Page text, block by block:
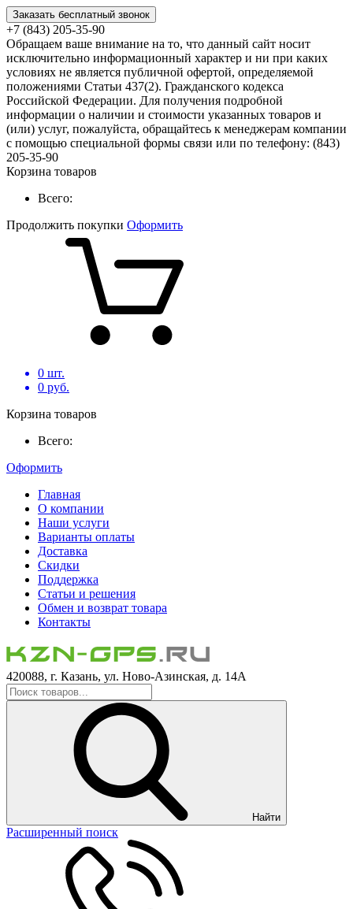
Заказать бесплатный звонок
+7 (843) 205-35-90
Обращаем ваше внимание на то, что данный сайт носит
исключительно информационный характер и ни при каких
условиях не является публичной офертой, определяемой
положениями Статьи 437(2). Гражданского кодекса
Российской Федерации. Для получения подробной
информации о наличии и стоимости указанных товаров и
(или) услуг, пожалуйста, обращайтесь к менеджерам компании
с помощью специальной формы связи или по телефону: (843)
205-35-90
Корзина товаров
Всего:
Продолжить покупки Оформить
0 шт.
0 руб.
Корзина товаров
Всего:
Оформить
Главная
О компании
Наши услуги
Варианты оплаты
Доставка
Скидки
Поддержка
Статьи и решения
Обмен и возврат товара
Контакты
420088, г. Казань, ул. Ново-Азинская, д. 14А
Найти
Расширенный поиск